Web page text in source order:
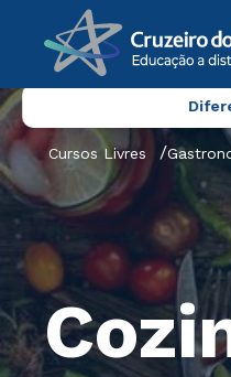
Cursos Livres